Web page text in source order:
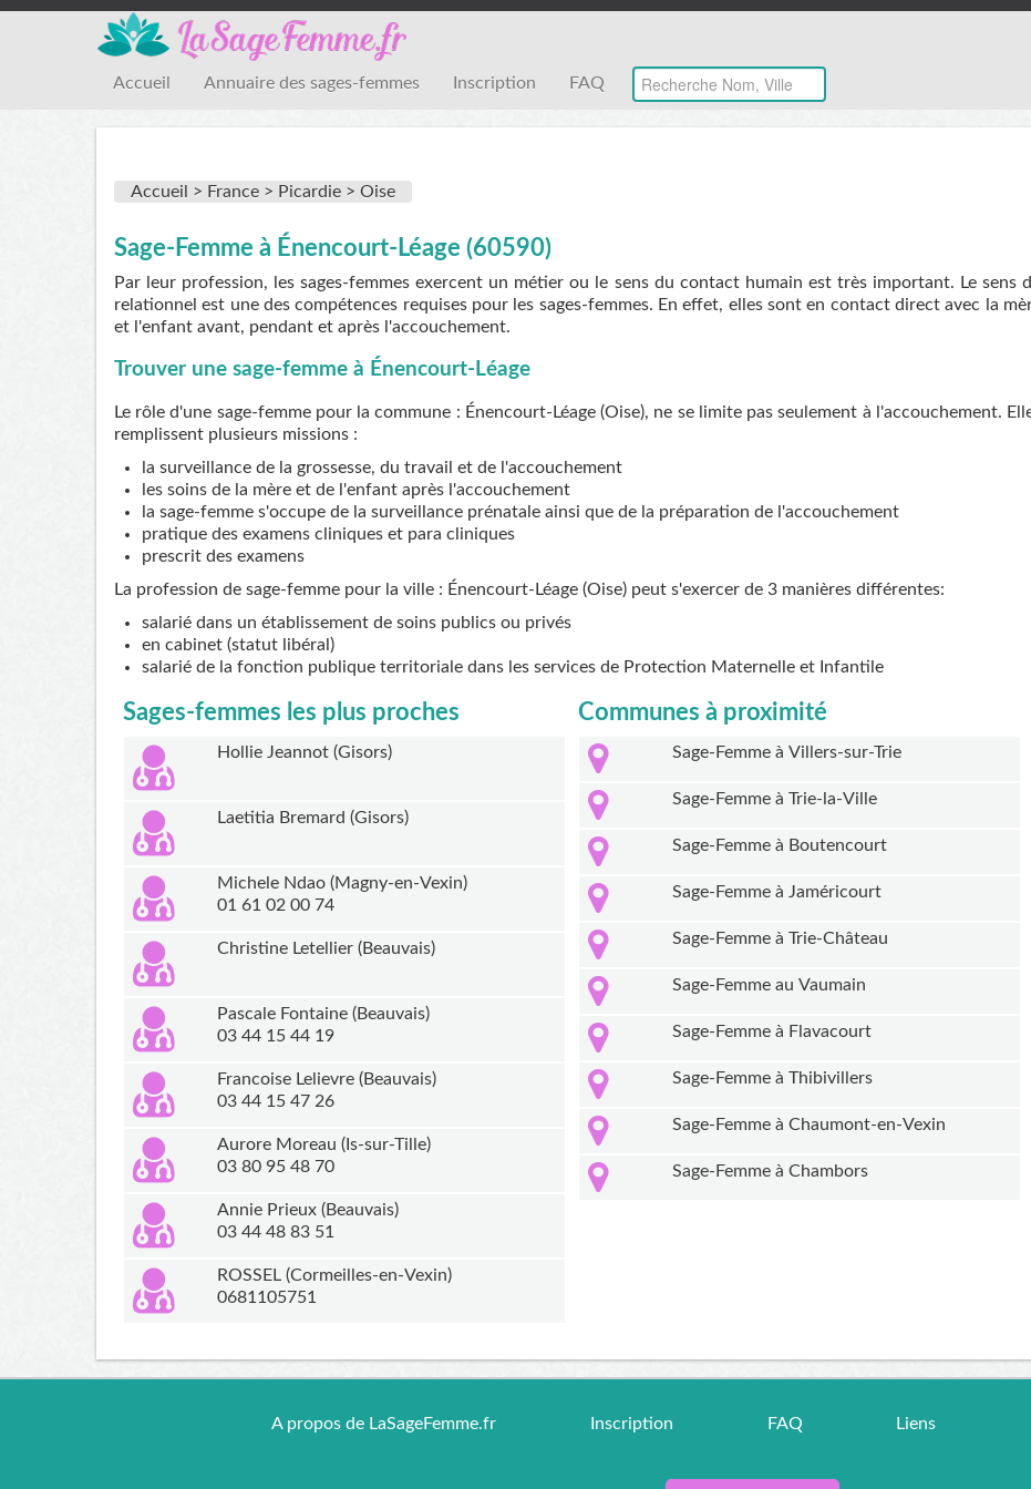
Accueil Annuaire des sages-femmes Inscription FAQ
Accueil > France > Picardie > Oise
Sage-Femme à Énencourt-Léage (60590)
Par leur profession, les sages-femmes exercent un métier ou le sens du contact humain est très important. Le sens
relationnel est une des compétences requises pour les sages-femmes. En effet, elles sont en contact direct avec la
et l'enfant avant, pendant et après l'accouchement.
Trouver une sage-femme à Énencourt-Léage
Le rôle d'une sage-femme pour la commune : Énencourt-Léage (Oise), ne se limite pas seulement à l'accouchement.
remplissent plusieurs missions :
la surveillance de la grossesse, du travail et de l'accouchement
les soins de la mère et de l'enfant après l'accouchement
la sage-femme s'occupe de la surveillance prénatale ainsi que de la préparation de l'accouchement
pratique des examens cliniques et para cliniques
prescrit des examens
La profession de sage-femme pour la ville : Énencourt-Léage (Oise) peut s'exercer de 3 manières différentes:
salarié dans un établissement de soins publics ou privés
en cabinet (statut libéral)
salarié de la fonction publique territoriale dans les services de Protection Maternelle et Infantile
Sages-femmes les plus proches
Hollie Jeannot (Gisors)
Laetitia Bremard (Gisors)
Michele Ndao (Magny-en-Vexin)
01 61 02 00 74
Christine Letellier (Beauvais)
Pascale Fontaine (Beauvais)
03 44 15 44 19
Francoise Lelievre (Beauvais)
03 44 15 47 26
Aurore Moreau (Is-sur-Tille)
03 80 95 48 70
Annie Prieux (Beauvais)
03 44 48 83 51
ROSSEL (Cormeilles-en-Vexin)
0681105751
Communes à proximité
Sage-Femme à Villers-sur-Trie
Sage-Femme à Trie-la-Ville
Sage-Femme à Boutencourt
Sage-Femme à Jaméricourt
Sage-Femme à Trie-Château
Sage-Femme au Vaumain
Sage-Femme à Flavacourt
Sage-Femme à Thibivillers
Sage-Femme à Chaumont-en-Vexin
Sage-Femme à Chambors
A propos de LaSageFemme.fr Inscription FAQ Liens